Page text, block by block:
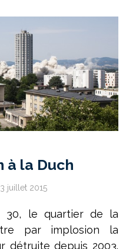
à la Duch
3 juillet 2015
30, le quartier de la
par implosion la
détruite depuis 2003.